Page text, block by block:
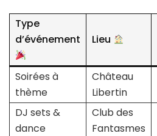
Type
d’événement
Lieu
Soirées à
thème
Château
Libertin
DJ sets &
dance
Club des
Fantasmes